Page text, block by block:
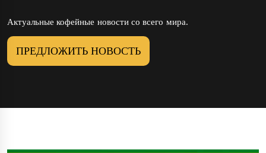
Актуальные кофейные новости со всего мира.
ПРЕДЛОЖИТЬ НОВОСТЬ